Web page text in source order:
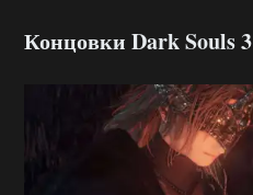
Концовки Dark Souls 3